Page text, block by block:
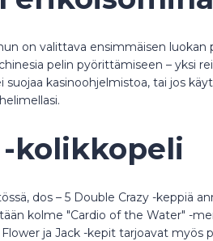
on valittava ensimmäisen
pelin pyörittämiseen – yksi
kasinoohjelmistoa, tai jos
-kolikkopeli
dos – 5 Double Crazy -keppiä
kolme "Cardio of the Water" -
ja Jack -kepit tarjoavat myös